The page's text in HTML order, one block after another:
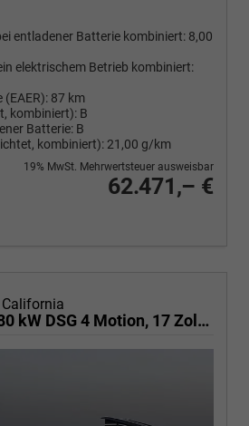
entladener Batterie kombiniert: 8,00
elektrischem Betrieb kombiniert:
(EAER): 87 km
kombiniert): B
Batterie: B
kombiniert): 21,00 g/km
62.471,– €
19% MwSt. Mehrwertsteuer ausweisbar
drucken
1.5 TSI PHEV 180 kW DSG 4 Motion, 17 Zoll Fahrwerk, Sitze 4, Leichtmetallfelgen Zoll, Markise mit Schiene und Gehäuse links, Klima, 5 Jahre Werksgarantie,